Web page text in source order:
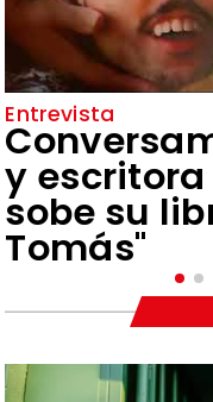
Entrevista
y
sobe su
Tomás"